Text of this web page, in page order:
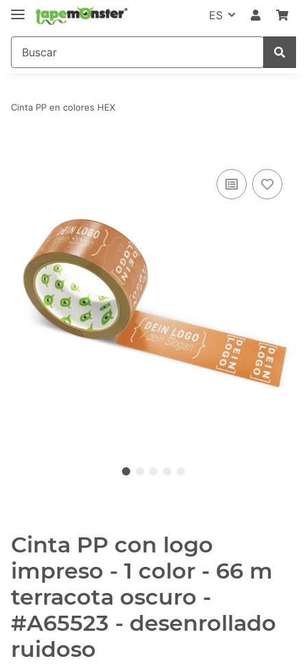
ES
Cinta PP en colores HEX
Cinta PP con logo
impreso - 1 color - 66 m
terracota oscuro -
#A65523 - desenrollado
ruidoso